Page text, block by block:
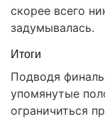
скорее всего
задумывалась.
Итоги
Подводя
упомянутые
ограничиться